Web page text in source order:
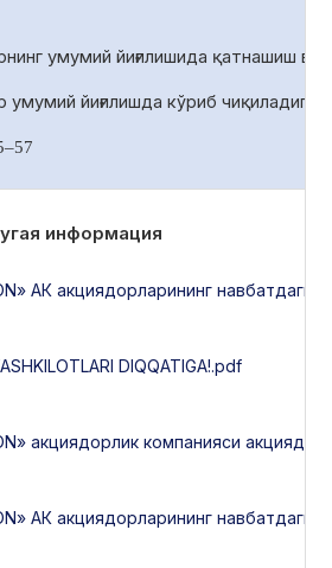
умумий йиғилишида қатнашиш
умумий йиғилишда кўриб
–57
информация
АК акциядорларининг навбатдаги
DIQQATIGA!.pdf
акциядорлик компанияси
АК акциядорларининг навбатдаги